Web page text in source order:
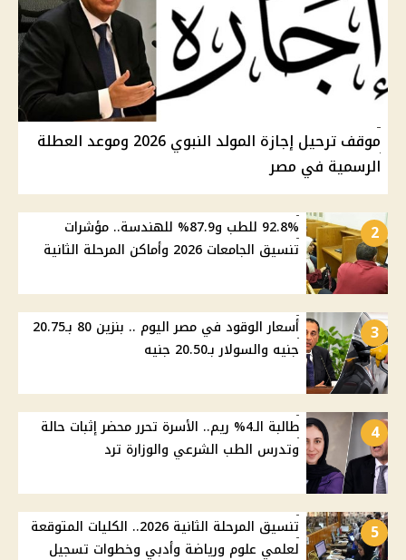
موقف ترحيل إجازة المولد النبوي 2026 وموعد العطلة
الرسمية في مصر
2
92.8% للطب و87.9% للهندسة.. مؤشرات
تنسيق الجامعات 2026 وأماكن المرحلة الثانية
3
أسعار الوقود في مصر اليوم .. بنزين 80 بـ20.75
جنيه والسولار بـ20.50 جنيه
4
طالبة الـ4% ريم.. الأسرة تحرر محضر إثبات حالة
وتدرس الطب الشرعي والوزارة ترد
5
تنسيق المرحلة الثانية 2026.. الكليات المتوقعة
لعلمي علوم ورياضة وأدبي وخطوات تسجيل